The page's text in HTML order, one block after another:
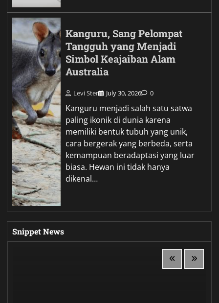
Kanguru, Sang Pelompat
Tangguh yang Menjadi
Simbol Keajaiban Alam
Australia
Levi Ster July 30, 2026 0
Kanguru menjadi salah satu satwa
paling ikonik di dunia karena
memiliki bentuk tubuh yang unik,
cara bergerak yang berbeda, serta
kemampuan beradaptasi yang luar
biasa. Hewan ini tidak hanya
dikenal…
Snippet News